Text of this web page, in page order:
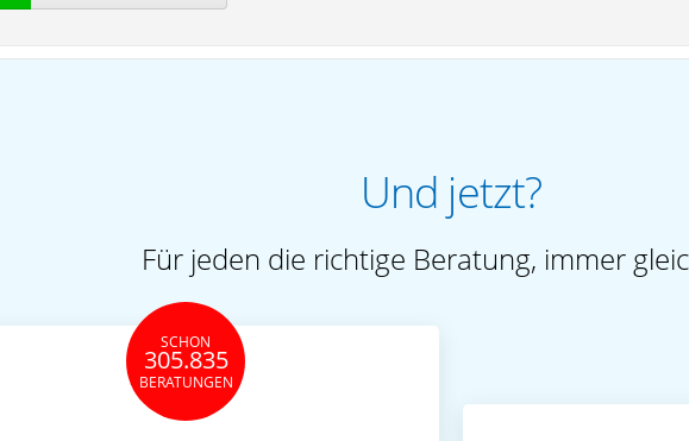
Und jetzt?
Für jeden die richtige Beratung, immer
SCHON
305.835
BERATUNGEN